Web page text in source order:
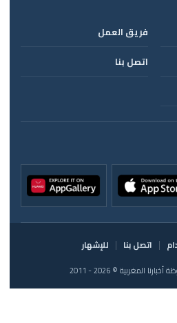
فريق العمل
اتصل بنا
اتصل بنا
للإشهار
المغربية © 2026 - 2011